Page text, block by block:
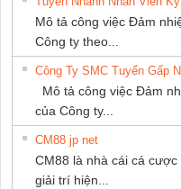
Mô tả công việc Đảm
Công ty theo...
Công Ty SMC Tuyển Gấp
Mô tả công việc Đảm
của Công ty...
CM88 jp net
CM88 là nhà cái cá
giải trí hiện...